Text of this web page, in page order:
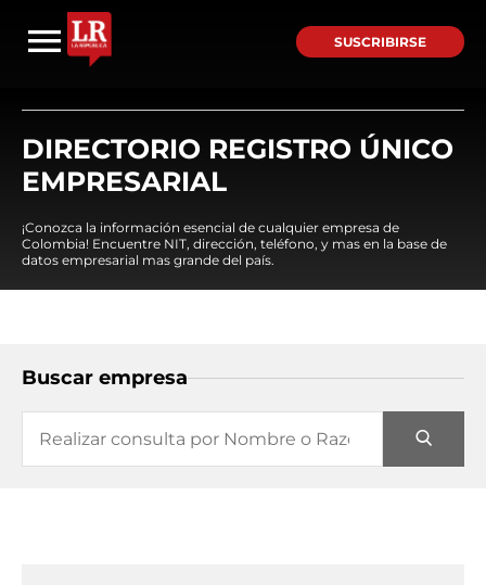
SUSCRIBIRSE
DIRECTORIO REGISTRO ÚNICO
EMPRESARIAL
¡Conozca la información esencial de cualquier empresa de
Colombia! Encuentre NIT, dirección, teléfono, y mas en la base de
datos empresarial mas grande del país.
Buscar empresa